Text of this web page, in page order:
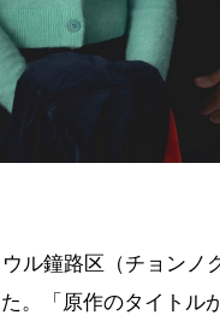
ル鐘路区（チョンノ
。「原作のタイトル